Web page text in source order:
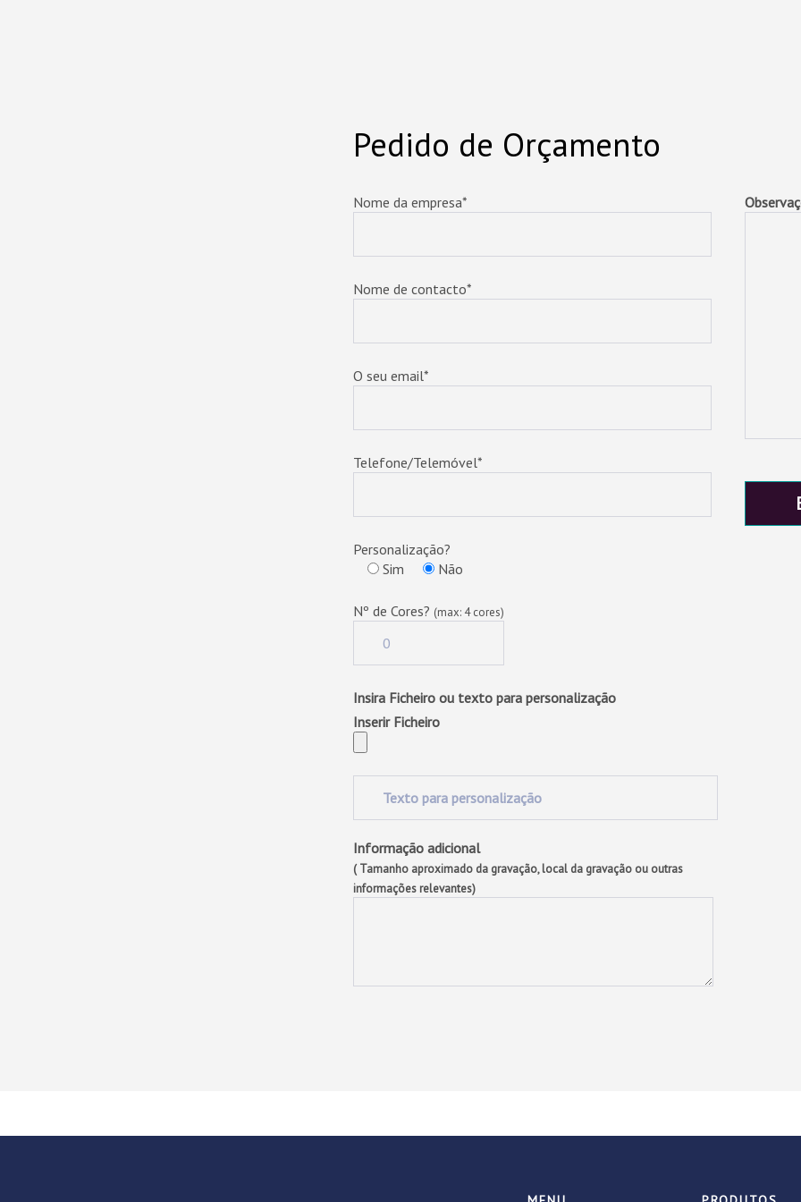
Pedido de Orçamento
Nome da empresa*
Nome de contacto*
O seu email*
Telefone/Telemóvel*
Personalização?
Sim
Não
Nº de Cores? (max: 4 cores)
Insira Ficheiro ou texto para personalização
Inserir Ficheiro
Informação adicional
( Tamanho aproximado da gravação, local da gravação ou outras
informações relevantes)